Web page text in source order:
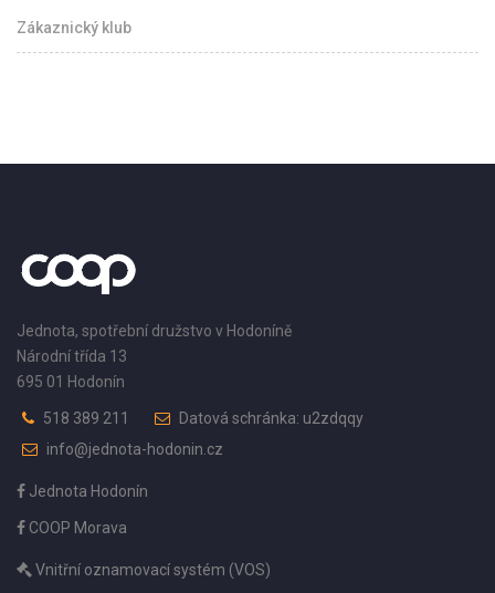
Zákaznický klub
Jednota, spotřební družstvo v Hodoníně
Národní třída 13
695 01 Hodonín
518 389 211
Datová schránka: u2zdqqy
info@jednota-hodonin.cz
Jednota Hodonín
COOP Morava
Vnitřní oznamovací systém (VOS)